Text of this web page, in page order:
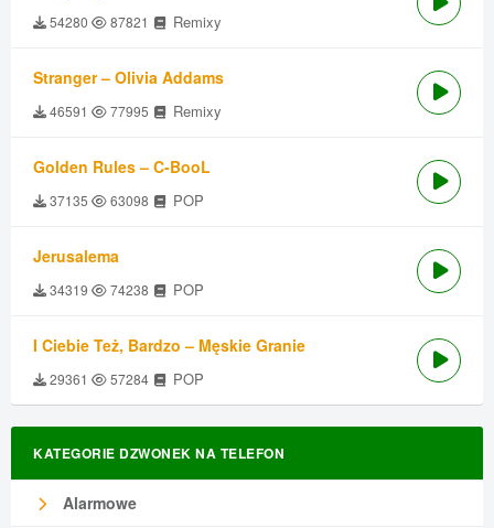
54280 87821 Remixy
Stranger – Olivia Addams
46591 77995 Remixy
Golden Rules – C-BooL
37135 63098 POP
Jerusalema
34319 74238 POP
I Ciebie Też, Bardzo – Męskie Granie
29361 57284 POP
KATEGORIE DZWONEK NA TELEFON
Alarmowe